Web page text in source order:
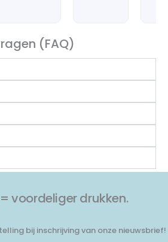
(FAQ)
voordeliger drukken.
bij inschrijving van onze nieuwsbrief!